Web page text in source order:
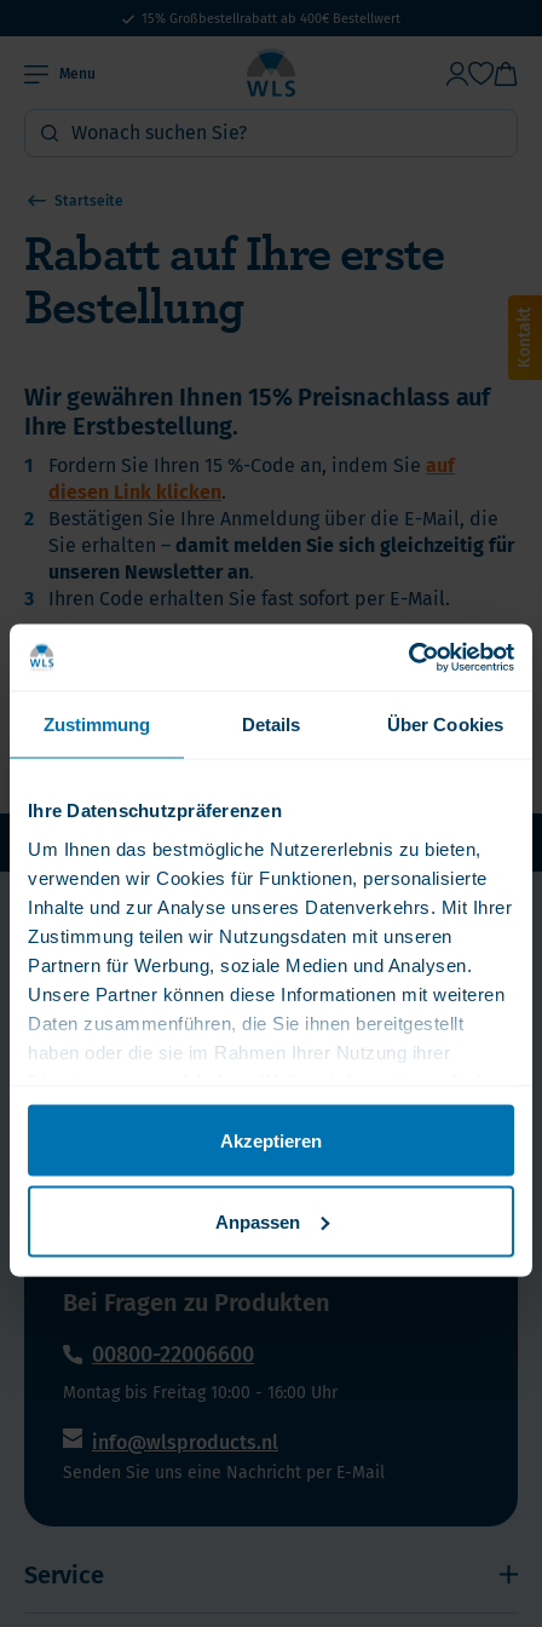
Zustimmung Details Über Cookies
Ihre Datenschutzpräferenzen
Um Ihnen das bestmögliche Nutzererlebnis zu bieten,
verwenden wir Cookies für Funktionen, personalisierte
Inhalte und zur Analyse unseres Datenverkehrs. Mit Ihrer
Zustimmung teilen wir Nutzungsdaten mit unseren
Partnern für Werbung, soziale Medien und Analysen.
Unsere Partner können diese Informationen mit weiteren
Daten zusammenführen, die Sie ihnen bereitgestellt
haben oder die sie im Rahmen Ihrer Nutzung ihrer
Sie in unserer Datenschutzerklärung.
Akzeptieren
Anpassen
15% Großbestellrabatt ab 400€ Bestellwert
Menu
Startseite
Rabatt auf Ihre erste
Bestellung
Wir gewähren Ihnen 15% Preisnachlass auf
Ihre Erstbestellung.
Fordern Sie Ihren 15 %-Code an, indem Sie auf
diesen Link klicken.
Bestätigen Sie Ihre Anmeldung über die E-Mail, die
Sie erhalten – damit melden Sie sich gleichzeitig für
unseren Newsletter an.
Ihren Code erhalten Sie fast sofort per E-Mail.
Eine Abmeldung vom Newsletter ist jederzeit über die
möglich.
WLS Pure: Ohne chemische Zusatze
Bleib immer am Puls
der Zeit!
Erhalten Sie exklusive Tipps, Angebote und Neuigkeiten
direkt in Ihr Postfach.
Jetzt anmelden!
Bei Fragen zu Produkten
00800-22006600
Montag bis Freitag 10:00 - 16:00 Uhr
info@wlsproducts.nl
Senden Sie uns eine Nachricht per E-Mail
Service
Kontakt